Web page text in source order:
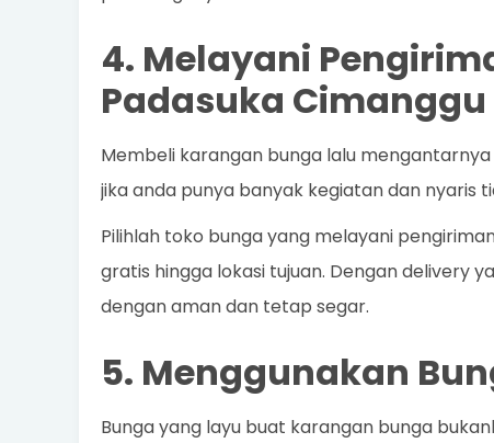
4. Melayani
Padasuka
Membeli karangan bunga lalu
jika anda punya banyak kegiatan dan nyaris
Pilihlah toko bunga yang melayani
gratis hingga lokasi tujuan. Dengan delivery
dengan aman dan tetap segar.
5. Menggunakan
Bunga yang layu buat karangan bunga